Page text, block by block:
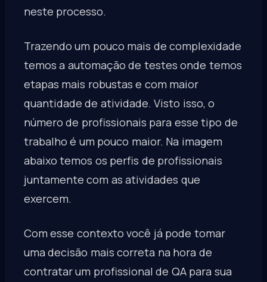
neste processo.
Trazendo um pouco mais de complexidade
temos a automação de testes onde temos
etapas mais robustas e com maior
quantidade de atividade. Visto isso, o
número de profissionais para esse tipo de
trabalho é um pouco maior. Na imagem
abaixo temos os perfis de profissionais
juntamente com as atividades que
exercem.
Com esse contexto você já pode tomar
uma decisão mais correta na hora de
contratar um profissional de QA para sua